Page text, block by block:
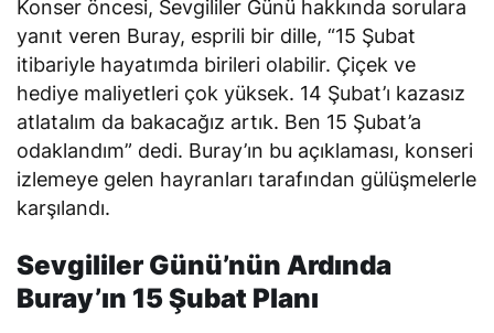
Konser öncesi, Sevgililer Günü hakkında sorulara
yanıt veren Buray, esprili bir dille, “15 Şubat
itibariyle hayatımda birileri olabilir. Çiçek ve
hediye maliyetleri çok yüksek. 14 Şubat’ı kazasız
atlatalım da bakacağız artık. Ben 15 Şubat’a
odaklandım” dedi. Buray’ın bu açıklaması, konseri
izlemeye gelen hayranları tarafından gülüşmelerle
karşılandı.
Sevgililer Günü’nün Ardında
Buray’ın 15 Şubat Planı